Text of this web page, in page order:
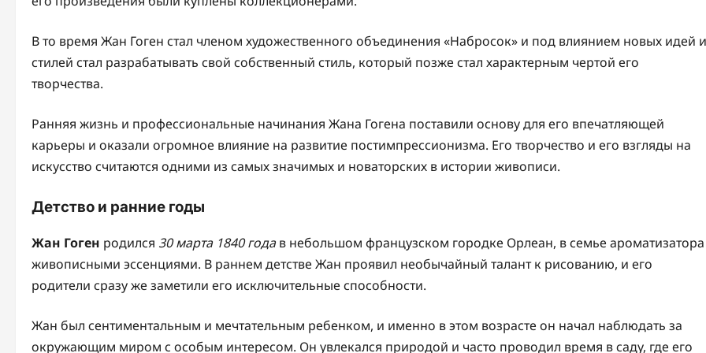
В то время Жан Гоген стал членом художественного объединения «Набросок» и под влиянием новых идей и
стилей стал разрабатывать свой собственный стиль, который позже стал характерным чертой его
творчества.
Ранняя жизнь и профессиональные начинания Жана Гогена поставили основу для его впечатляющей
карьеры и оказали огромное влияние на развитие постимпрессионизма. Его творчество и его взгляды на
искусство считаются одними из самых значимых и новаторских в истории живописи.
Детство и ранние годы
Жан Гоген родился 30 марта 1840 годав небольшом французском городке Орлеан, в семье ароматизатора
живописными эссенциями. В раннем детстве Жан проявил необычайный талант к рисованию, и его
родители сразу же заметили его исключительные способности.
Жан был сентиментальным и мечтательным ребенком, и именно в этом возрасте он начал наблюдать за
окружающим миром с особым интересом. Он увлекался природой и часто проводил время в саду, где его